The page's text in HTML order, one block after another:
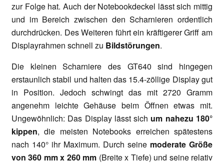
zur Folge hat. Auch der Notebookdeckel lässt sich mittig
und im Bereich zwischen den Scharnieren ordentlich
durchdrücken. Des Weiteren führt ein kräftigerer Griff am
Displayrahmen schnell zu Bildstörungen.
Die kleinen Scharniere des GT640 sind hingegen
erstaunlich stabil und halten das 15.4-zöllige Display gut
in Position. Jedoch schwingt das mit 2720 Gramm
angenehm leichte Gehäuse beim Öffnen etwas mit.
Ungewöhnlich: Das Display lässt sich um nahezu 180°
kippen, die meisten Notebooks erreichen spätestens
nach 140° ihr Maximum. Durch seine moderate Größe
von 360 mm x 260 mm (Breite x Tiefe) und seine relativ